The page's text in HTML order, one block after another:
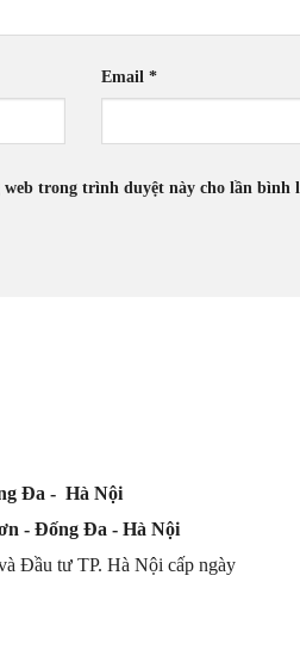
Email*
trong trình duyệt này cho lần bình
Đa - Hà Nội
- Đống Đa - Hà Nội
Đầu tư TP. Hà Nội cấp ngày